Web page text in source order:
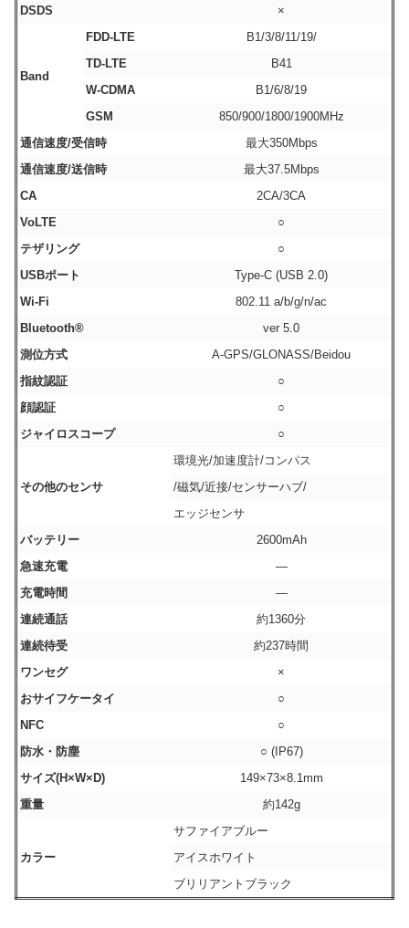
DSDS
×
Band
FDD-LTE
B1/3/8/11/19/
TD-LTE
B41
W-CDMA
B1/6/8/19
GSM
850/900/1800/1900MHz
通信速度/受信時
最大350Mbps
通信速度/送信時
最大37.5Mbps
CA
2CA/3CA
VoLTE
○
テザリング
○
USBポート
Type-C (USB 2.0)
Wi-Fi
802.11 a/b/g/n/ac
Bluetooth®
ver 5.0
測位方式
A-GPS/GLONASS/Beidou
指紋認証
○
顔認証
○
ジャイロスコープ
○
その他のセンサ
環境光/加速度計/コンパス
/磁気/近接/センサーハブ/
エッジセンサ
バッテリー
2600mAh
急速充電
―
充電時間
―
連続通話
約1360分
連続待受
約237時間
ワンセグ
×
おサイフケータイ
○
NFC
○
防水・防塵
○ (IP67)
サイズ(H×W×D)
149×73×8.1mm
重量
約142g
カラー
サファイアブルー
アイスホワイト
ブリリアントブラック